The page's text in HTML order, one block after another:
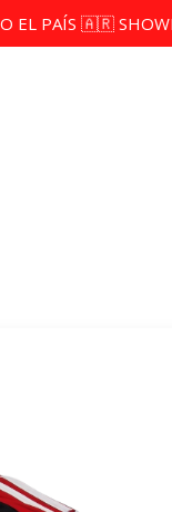
EL PAÍS 🇦🇷